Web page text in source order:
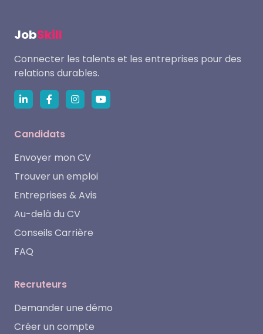
JobSkill
Connecter les talents et les entreprises pour des
relations durables.
Candidats
Envoyer mon CV
Trouver un emploi
Entreprises & Avis
Au-delà du CV
Conseils Carrière
FAQ
Recruteurs
Demander une démo
Créer un compte